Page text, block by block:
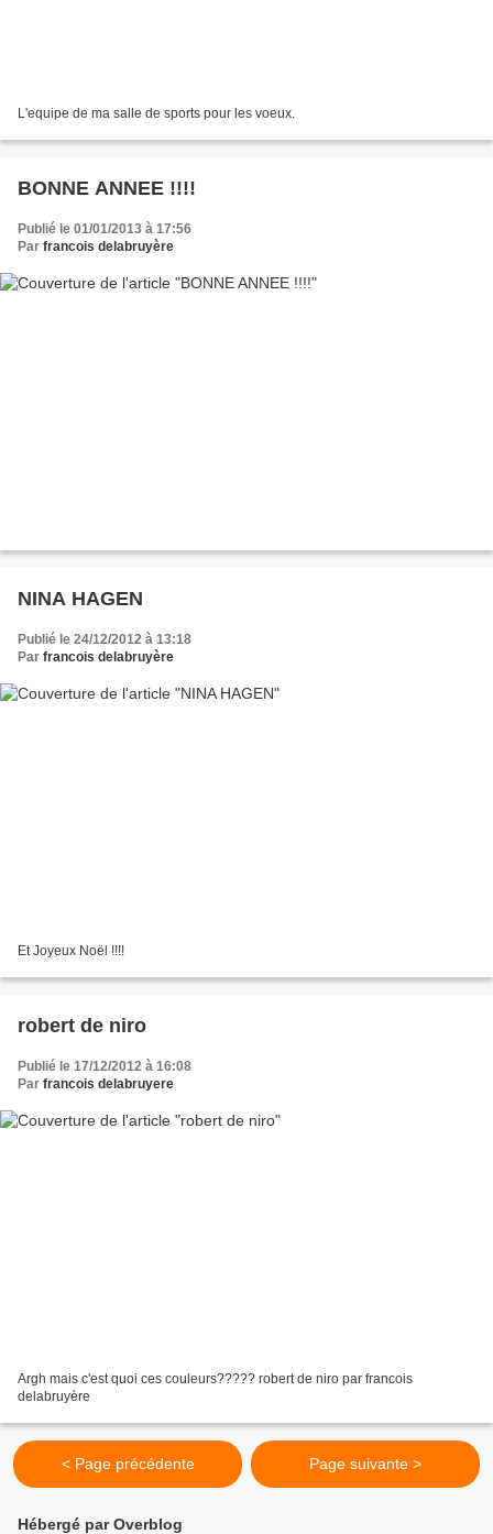
L'equipe de ma salle de sports pour les voeux.
BONNE ANNEE !!!!
Publié le 01/01/2013 à 17:56
Par francois delabruyère
NINA HAGEN
Publié le 24/12/2012 à 13:18
Par francois delabruyère
Et Joyeux Noël !!!!
robert de niro
Publié le 17/12/2012 à 16:08
Par francois delabruyere
Argh mais c'est quoi ces couleurs????? robert de niro par francois
delabruyère
< Page précédente Page suivante >
Hébergé par Overblog